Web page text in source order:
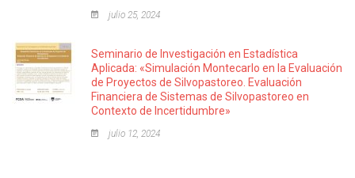
julio 25, 2024
Seminario de Investigación en Estadística
Aplicada: «Simulación Montecarlo en la Evaluación
de Proyectos de Silvopastoreo. Evaluación
Financiera de Sistemas de Silvopastoreo en
Contexto de Incertidumbre»
julio 12, 2024